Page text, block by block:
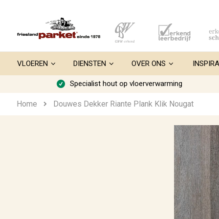
VLOEREN DIENSTEN OVER ONS
Specialist hout op vloerverwarming
Home Douwes Dekker Riante Plank Klik Nougat
Ga
naar
het
einde
van
de
afbeeldingen-